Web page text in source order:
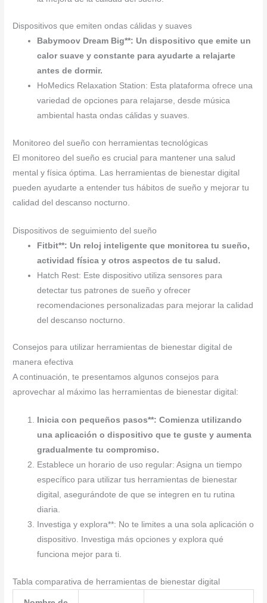
Dispositivos que emiten ondas cálidas y suaves
Babymoov Dream Big**: Un dispositivo que emite un
calor suave y constante para ayudarte a relajarte
antes de dormir.
HoMedics Relaxation Station: Esta plataforma ofrece una
variedad de opciones para relajarse, desde música
ambiental hasta ondas cálidas y suaves.
Monitoreo del sueño con herramientas tecnológicas
El monitoreo del sueño es crucial para mantener una salud
mental y física óptima. Las herramientas de bienestar digital
pueden ayudarte a entender tus hábitos de sueño y mejorar tu
calidad del descanso nocturno.
Dispositivos de seguimiento del sueño
Fitbit**: Un reloj inteligente que monitorea tu sueño,
actividad física y otros aspectos de tu salud.
Hatch Rest: Este dispositivo utiliza sensores para
detectar tus patrones de sueño y ofrecer
recomendaciones personalizadas para mejorar la calidad
del descanso nocturno.
Consejos para utilizar herramientas de bienestar digital de
manera efectiva
A continuación, te presentamos algunos consejos para
aprovechar al máximo las herramientas de bienestar digital:
Inicia con pequeños pasos**: Comienza utilizando
una aplicación o dispositivo que te guste y aumenta
gradualmente tu compromiso.
Establece un horario de uso regular: Asigna un tiempo
específico para utilizar tus herramientas de bienestar
digital, asegurándote de que se integren en tu rutina
diaria.
Investiga y explora**: No te limites a una sola aplicación o
dispositivo. Investiga más opciones y explora qué
funciona mejor para ti.
Tabla comparativa de herramientas de bienestar digital